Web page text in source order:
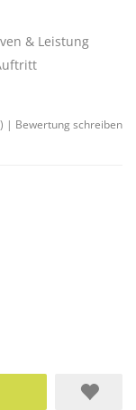
& Leistung
| Bewertung schreiben